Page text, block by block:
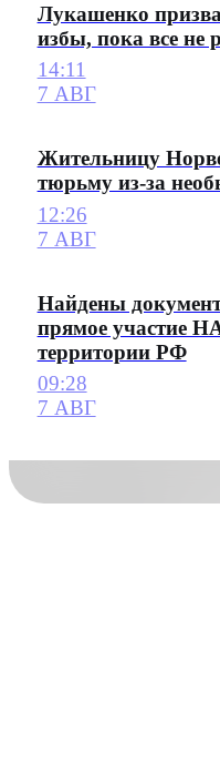
Лукашенко
избы, пока все не
14:11
7 АВГ
Жительницу
тюрьму из-за
12:26
7 АВГ
Найдены
прямое участие
территории РФ
09:28
7 АВГ